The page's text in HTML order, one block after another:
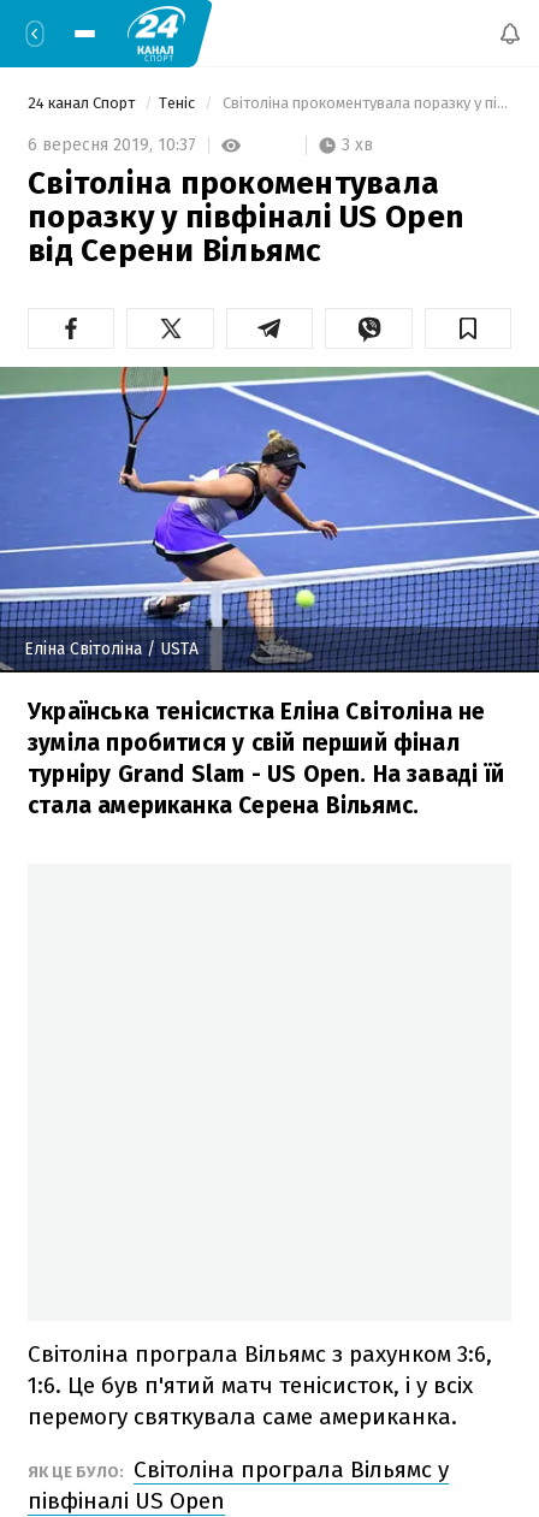
24 канал Спорт Теніс Світоліна прокоментувала поразку у півфіналі US Open від Серени Вільямс
6 вересня 2019, 10:37 3 хв
Світоліна прокоментувала
поразку у півфіналі US Open
від Серени Вільямс
Еліна Світоліна / USTA
Українська тенісистка Еліна Світоліна не
зуміла пробитися у свій перший фінал
турніру Grand Slam - US Open. На заваді їй
стала американка Серена Вільямс.
Світоліна програла Вільямс з рахунком 3:6,
1:6. Це був п'ятий матч тенісисток, і у всіх
перемогу святкувала саме американка.
ЯК ЦЕ БУЛО:
Світоліна програла Вільямс у
півфіналі US Open